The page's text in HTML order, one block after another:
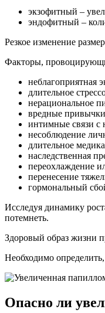
экзофитный –
эндофитный –
Резкое изменение
Факторы,
неблагоприятная
длительное
нерациональное
вредные
интимные связи с
несоблюдение
длительное
наследственная
переохлаждение
перенесение
гормональный
Исследуя динамику
потемнеть.
Здоровый образ жизни
Необходимо
Опасно ли